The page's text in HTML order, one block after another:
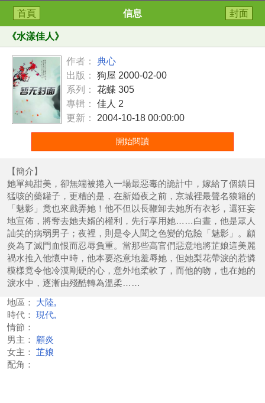
首頁 信息 封面
《水漾佳人》
作者：
典心
出版：
狗屋 2000-02-00
系列：
花蝶 305
專輯：
佳人 2
更新：
2004-10-18 00:00:00
開始閱讀
【簡介】
她單純甜美，卻無端被捲入一場最惡毒的詭計中，嫁給了個鎮日
猛咳的藥罐子，更糟的是，在新婚夜之前，京城裡最聲名狼籍的
「魅影」竟也來戲弄她！他不但以長鞭卸去她所有衣衫，還狂妄
地宣佈，將奪去她夫婿的權利，先行享用她……白晝，他是眾人
訕笑的病弱男子；夜裡，則是令人聞之色變的危險「魅影」。顧
炎為了滅門血恨而忍辱負重。當那些高官們惡意地將芷娘這美麗
禍水推入他懷中時，他本要恣意地羞辱她，但她梨花帶淚的惹憐
模樣竟令他冷漠剛硬的心，意外地柔軟了，而他的吻，也在她的
淚水中，逐漸由殘酷轉為溫柔……
地區：
大陸,
時代：
現代,
情節：
男主：
顧炎
女主：
芷娘
配角：